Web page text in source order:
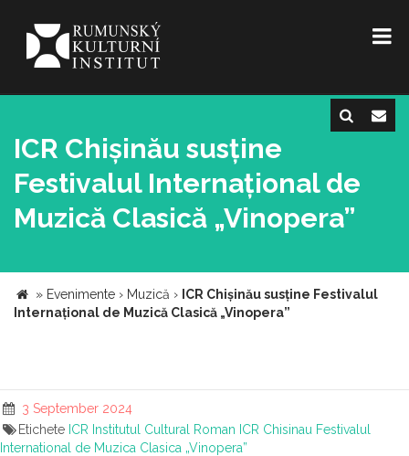
ICR Chișinău susține
Festivalul Internațional de
Muzică Clasică „Vinopera”
» Evenimente › Muzică › ICR Chișinău susține Festivalul
Internațional de Muzică Clasică „Vinopera”
3 September 2024
Etichete ICR Institutul Cultural Roman ICR Chisinau Festivalul
International de Muzica Clasica „Vinopera”